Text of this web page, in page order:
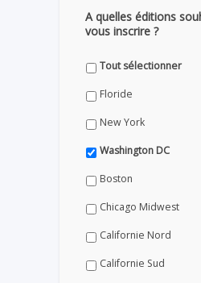
A quelles éditions
vous inscrire ?
Tout sélectionner
Floride
New York
Washington DC
Boston
Chicago Midwest
Californie Nord
Californie Sud